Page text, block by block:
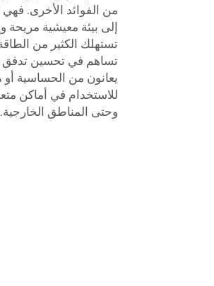
من الفوائد الأخرى.
إلى بيئة معيشية مريحة
تستهلك الكثير من
تساهم في تحسين تدفق
يعانون من الحساسية أو
للاستخدام في أماكن
وحتى المناطق الخارجية.